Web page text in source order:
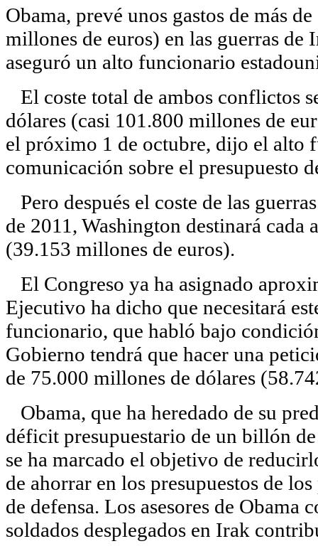
Obama, prevé unos gastos de más
millones de euros) en las guerras
aseguró un alto funcionario
El coste total de ambos conflictos
dólares (casi 101.800 millones de
el próximo 1 de octubre, dijo el alto
comunicación sobre el presupuesto
Pero después el coste de las
de 2011, Washington destinará
(39.153 millones de euros).
El Congreso ya ha asignado
Ejecutivo ha dicho que necesitará
funcionario, que habló bajo
Gobierno tendrá que hacer una
de 75.000 millones de dólares
Obama, que ha heredado de su
déficit presupuestario de un billón
se ha marcado el objetivo de
de ahorrar en los presupuestos de
de defensa. Los asesores de
soldados desplegados en Irak